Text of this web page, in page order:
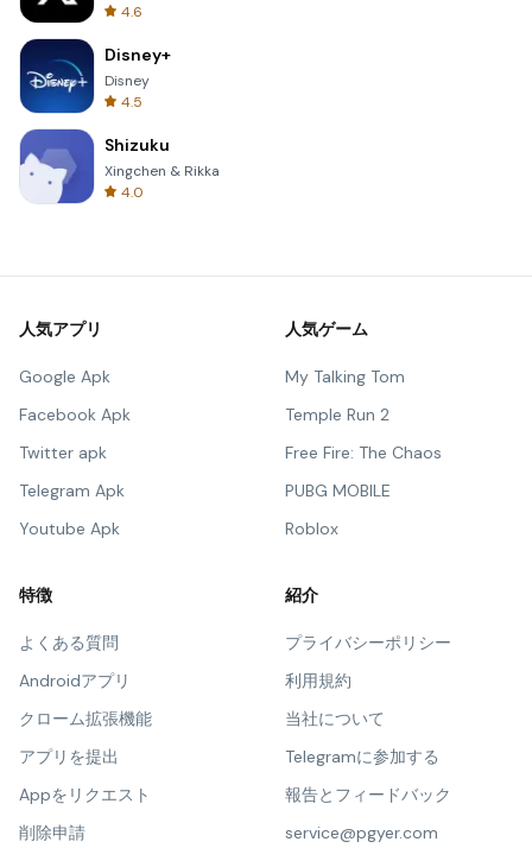
4.6
Disney+
Disney
4.5
Shizuku
Xingchen & Rikka
4.0
人気アプリ
Google Apk
Facebook Apk
Twitter apk
Telegram Apk
Youtube Apk
人気ゲーム
My Talking Tom
Temple Run 2
Free Fire: The Chaos
PUBG MOBILE
Roblox
特徴
よくある質問
Androidアプリ
クローム拡張機能
アプリを提出
Appをリクエスト
削除申請
紹介
プライバシーポリシー
利用規約
当社について
Telegramに参加する
報告とフィードバック
service@pgyer.com